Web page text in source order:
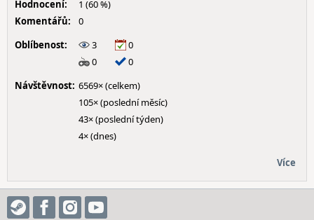
Hodnocení:
1 (60 %)
Komentářů:
0
Oblíbenost:
3
0
0
0
Návštěvnost: 6569× (celkem)
105× (poslední měsíc)
43× (poslední týden)
4× (dnes)
Více